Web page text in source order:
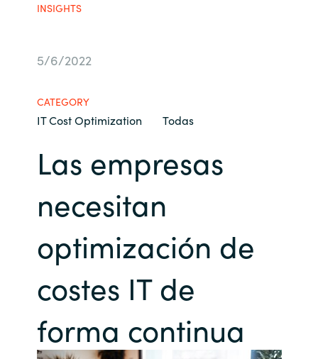
Bulgaria
Czechia
Denmark
Estonia
France
Recursos
Sobre Crayon
Contacto
Carrera Profesional
INSIGHTS
5/6/2022
CATEGORY
IT Cost Optimization Todas
Las empresas
necesitan
optimización de
costes IT de
forma continua